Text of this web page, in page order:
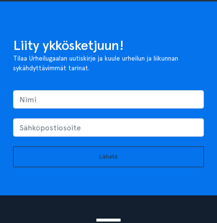
Liity ykkösketjuun!
Tilaa Urheilugaalan uutiskirje ja kuule urheilun ja liikunnan
sykähdyttävimmät tarinat.
Lähetä